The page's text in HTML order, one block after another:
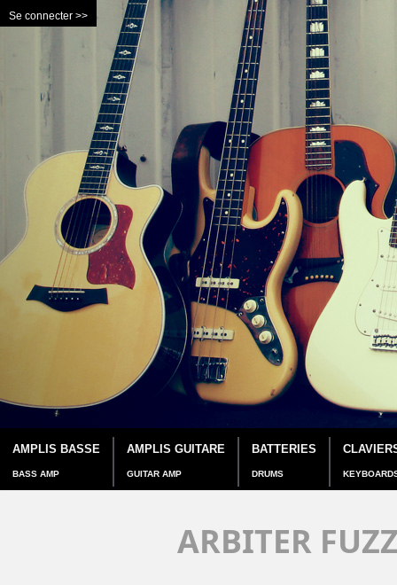
Se connecter >>
AMPLIS BASSE
BASS AMP
AMPLIS GUITARE
GUITAR AMP
BATTERIES
DRUMS
ARBITER